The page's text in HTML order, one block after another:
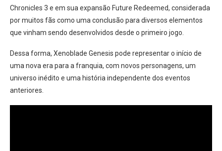
Chronicles 3 e em sua expansão Future Redeemed, considerada
por muitos fãs como uma conclusão para diversos elementos
que vinham sendo desenvolvidos desde o primeiro jogo.
Dessa forma, Xenoblade Genesis pode representar o início de
uma nova era para a franquia, com novos personagens, um
universo inédito e uma história independente dos eventos
anteriores.